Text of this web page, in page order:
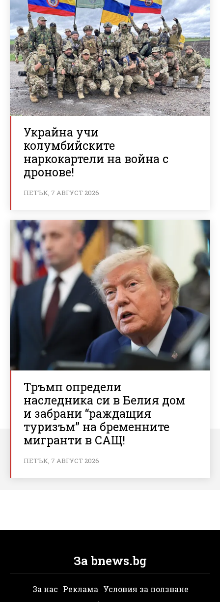
Украйна учи
колумбийските
наркокартели на война с
дронове!
ПЕТЪК, 7 АВГУСТ 2026
Тръмп определи
наследника си в Белия дом
и забрани “раждащия
туризъм” на бременните
мигранти в САЩ!
ПЕТЪК, 7 АВГУСТ 2026
За bnews.bg
За нас Реклама Условия за ползване